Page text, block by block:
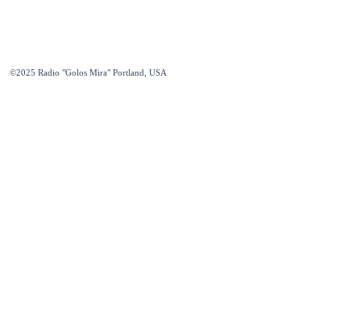
©2025 Radio "Golos Mira" Portland, USA